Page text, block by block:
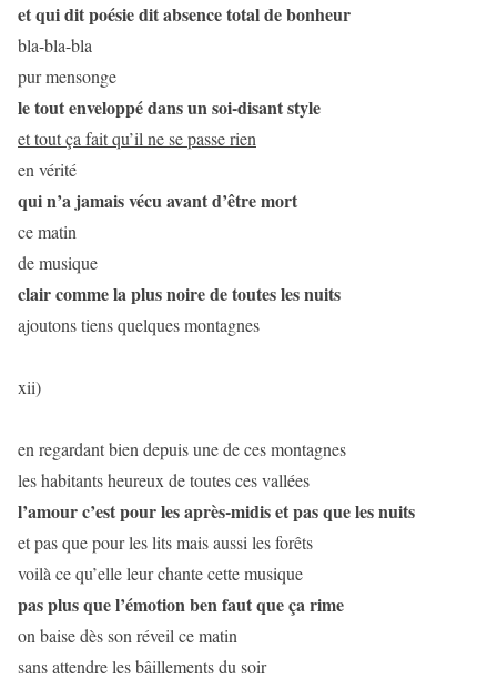
et qui dit poésie dit absence total de bonheur
bla-bla-bla
pur mensonge
le tout enveloppé dans un soi-disant style
et tout ça fait qu’il ne se passe rien
en vérité
qui n’a jamais vécu avant d’être mort
ce matin
de musique
clair comme la plus noire de toutes les nuits
ajoutons tiens quelques montagnes
xii)
en regardant bien depuis une de ces montagnes
les habitants heureux de toutes ces vallées
l’amour c’est pour les après-midis et pas que les nuits
et pas que pour les lits mais aussi les forêts
voilà ce qu’elle leur chante cette musique
pas plus que l’émotion ben faut que ça rime
on baise dès son réveil ce matin
sans attendre les bâillements du soir